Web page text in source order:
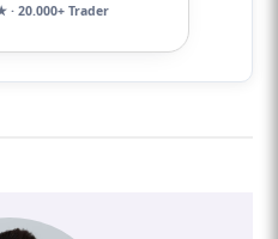
· 20.000+ Trader